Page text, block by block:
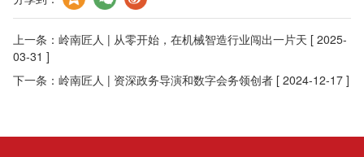
上一条： 岭南匠人 | 从零开始，在机械智造行业闯出一片天 [ 2025-
03-31 ]
下一条： 岭南匠人 | 资深政务导演和数字会务领创者 [ 2024-12-17 ]